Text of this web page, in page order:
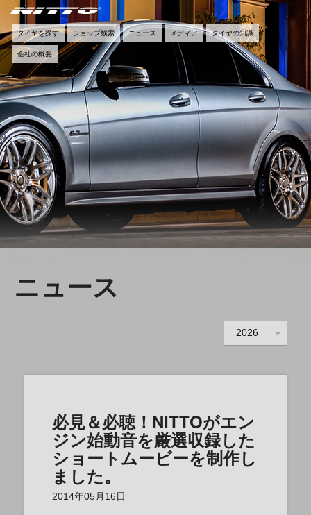
タイヤを探す ショップ検索 ニュース メディア タイヤの知識
会社の概要
ニュース
2026
必見＆必聴！NITTOがエン
ジン始動音を厳選収録した
ショートムービーを制作し
ました。
2014年05月16日